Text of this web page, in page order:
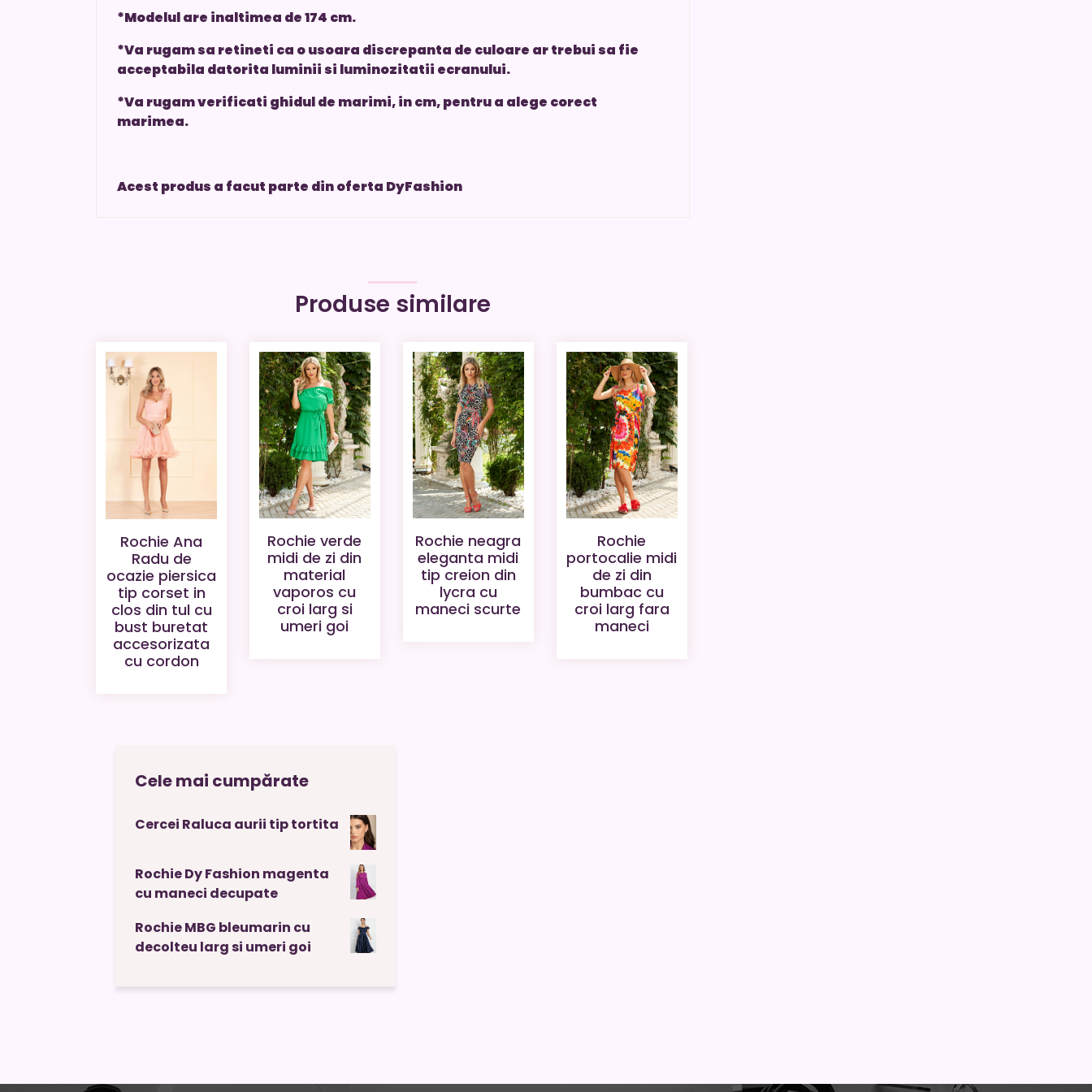
*Modelul are inaltimea de 174 cm.
*Va rugam sa retineti ca o usoara discrepanta de culoare ar trebui sa fie
acceptabila datorita luminii si luminozitatii ecranului.
*Va rugam verificati ghidul de marimi, in cm, pentru a alege corect
marimea.
Acest produs a facut parte din oferta DyFashion
Produse similare
Rochie Ana
Radu de
ocazie piersica
tip corset in
clos din tul cu
bust buretat
accesorizata
cu cordon
Rochie verde
midi de zi din
material
vaporos cu
croi larg si
umeri goi
Rochie neagra
eleganta midi
tip creion din
lycra cu
maneci scurte
Rochie
portocalie midi
de zi din
bumbac cu
croi larg fara
maneci
Cele mai cumpărate
Cercei Raluca aurii tip tortita
Rochie Dy Fashion magenta
cu maneci decupate
Rochie MBG bleumarin cu
decolteu larg si umeri goi